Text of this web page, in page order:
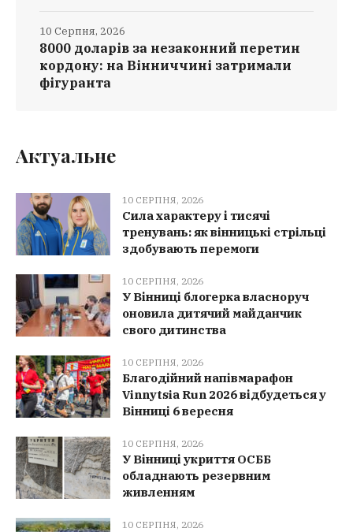
8000 доларів за незаконний перетин
кордону: на Вінниччині затримали
фігуранта
10 Серпня, 2026
Актуальне
10 СЕРПНЯ, 2026
Сила характеру і тисячі
тренувань: як вінницькі стрільці
здобувають перемоги
10 СЕРПНЯ, 2026
У Вінниці блогерка власноруч
оновила дитячий майданчик
свого дитинства
10 СЕРПНЯ, 2026
Благодійний напівмарафон
Vinnytsia Run 2026 відбудеться у
Вінниці 6 вересня
10 СЕРПНЯ, 2026
У Вінниці укриття ОСББ
обладнають резервним
живленням
10 СЕРПНЯ, 2026